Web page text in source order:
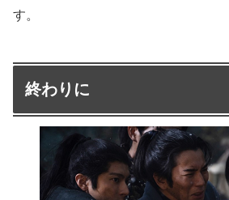
す。
終わりに